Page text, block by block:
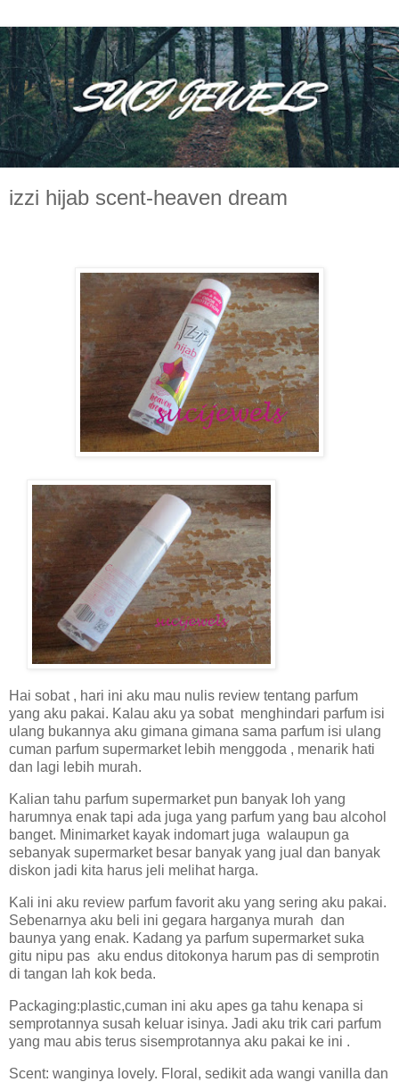
izzi hijab scent-heaven dream
Hai sobat , hari ini aku mau nulis review tentang parfum
yang aku pakai. Kalau aku ya sobat menghindari parfum isi
ulang bukannya aku gimana gimana sama parfum isi ulang
cuman parfum supermarket lebih menggoda , menarik hati
dan lagi lebih murah.
Kalian tahu parfum supermarket pun banyak loh yang
harumnya enak tapi ada juga yang parfum yang bau alcohol
banget. Minimarket kayak indomart juga walaupun ga
sebanyak supermarket besar banyak yang jual dan banyak
diskon jadi kita harus jeli melihat harga.
Kali ini aku review parfum favorit aku yang sering aku pakai.
Sebenarnya aku beli ini gegara harganya murah dan
baunya yang enak. Kadang ya parfum supermarket suka
gitu nipu pas aku endus ditokonya harum pas di semprotin
di tangan lah kok beda.
Packaging:plastic,cuman ini aku apes ga tahu kenapa si
semprotannya susah keluar isinya. Jadi aku trik cari parfum
yang mau abis terus sisemprotannya aku pakai ke ini .
Scent: wanginya lovely. Floral, sedikit ada wangi vanilla dan